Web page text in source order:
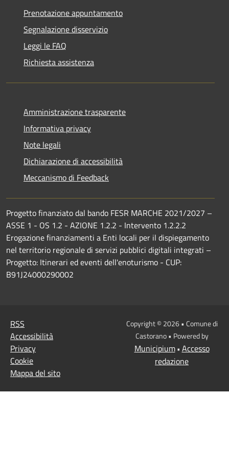
Prenotazione appuntamento
Segnalazione disservizio
Leggi le FAQ
Richiesta assistenza
Amministrazione trasparente
Informativa privacy
Note legali
Dichiarazione di accessibilità
Meccanismo di Feedback
Progetto finanziato dal bando FESR MARCHE 2021/2027 –
ASSE 1 - OS 1.2 - AZIONE 1.2.2 - Intervento 1.2.2.2
Erogazione finanziamenti a Enti locali per il dispiegamento
nel territorio regionale di servizi pubblici digitali integrati –
Progetto: Itinerari ed eventi dell'enoturismo - CUP:
B91J24000290002
RSS
Accessibilità
Privacy
Cookie
Mappa del sito
Copyright © 2026 • Comune di
Castorano • Powered by
Municipium• Accesso
redazione